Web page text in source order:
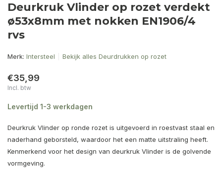
Deurkruk Vlinder op rozet verdekt
ø53x8mm met nokken EN1906/4
rvs
Merk: Intersteel Bekijk alles Deurdrukken op rozet
€35,99
Incl. btw
Levertijd 1-3 werkdagen
Deurkruk Vlinder op ronde rozet is uitgevoerd in roestvast staal en
naderhand geborsteld, waardoor het een matte uitstraling heeft.
Kenmerkend voor het design van deurkruk Vlinder is de golvende
vormgeving.